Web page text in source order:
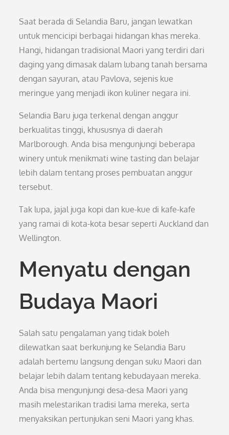
Saat berada di Selandia Baru, jangan lewatkan
untuk mencicipi berbagai hidangan khas mereka.
Hangi, hidangan tradisional Maori yang terdiri dari
daging yang dimasak dalam lubang tanah bersama
dengan sayuran, atau Pavlova, sejenis kue
meringue yang menjadi ikon kuliner negara ini.
Selandia Baru juga terkenal dengan anggur
berkualitas tinggi, khususnya di daerah
Marlborough. Anda bisa mengunjungi beberapa
winery untuk menikmati wine tasting dan belajar
lebih dalam tentang proses pembuatan anggur
tersebut.
Tak lupa, jajal juga kopi dan kue-kue di kafe-kafe
yang ramai di kota-kota besar seperti Auckland dan
Wellington.
Menyatu dengan
Budaya Maori
Salah satu pengalaman yang tidak boleh
dilewatkan saat berkunjung ke Selandia Baru
adalah bertemu langsung dengan suku Maori dan
belajar lebih dalam tentang kebudayaan mereka.
Anda bisa mengunjungi desa-desa Maori yang
masih melestarikan tradisi lama mereka, serta
menyaksikan pertunjukan seni Maori yang khas.